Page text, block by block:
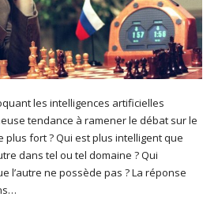
les intelligences artificielles
tendance à ramener le débat sur le
plus fort ? Qui est plus intelligent que
dans tel ou tel domaine ? Qui
l’autre ne possède pas ? La réponse